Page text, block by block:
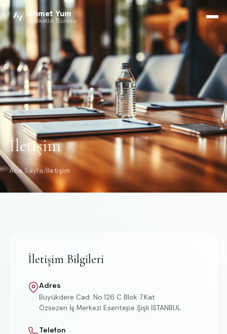
Ahmet Yum
Avukatlık Bürosu
İletişim
Ana Sayfa/İletişim
İletişim Bilgileri
Adres
Büyükdere Cad. No:126 C Blok 7.Kat
Özsezen İş Merkezi Esentepe Şişli İSTANBUL
Telefon